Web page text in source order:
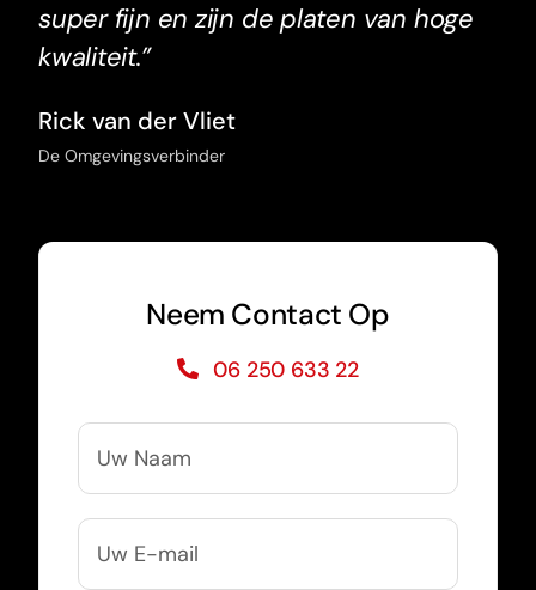
super fijn en zijn de platen van hoge
kwaliteit.”
Rick van der Vliet
De Omgevingsverbinder
Neem Contact Op
06 250 633 22